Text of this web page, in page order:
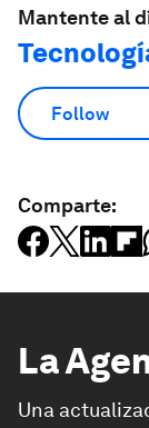
Mantente al
Follow
Comparte:
La
Una